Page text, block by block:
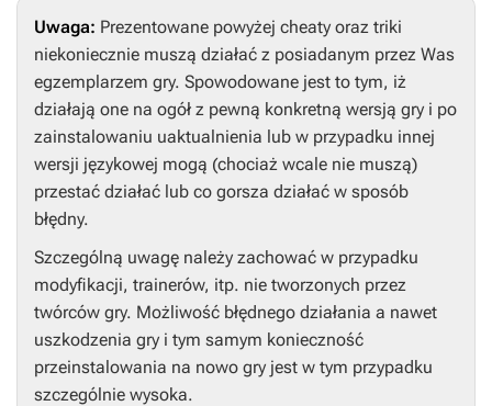
Uwaga: Prezentowane powyżej cheaty oraz triki
niekoniecznie muszą działać z posiadanym przez Was
egzemplarzem gry. Spowodowane jest to tym, iż
działają one na ogół z pewną konkretną wersją gry i po
zainstalowaniu uaktualnienia lub w przypadku innej
wersji językowej mogą (chociaż wcale nie muszą)
przestać działać lub co gorsza działać w sposób
błędny.
Szczególną uwagę należy zachować w przypadku
modyfikacji, trainerów, itp. nie tworzonych przez
twórców gry. Możliwość błędnego działania a nawet
uszkodzenia gry i tym samym konieczność
przeinstalowania na nowo gry jest w tym przypadku
szczególnie wysoka.